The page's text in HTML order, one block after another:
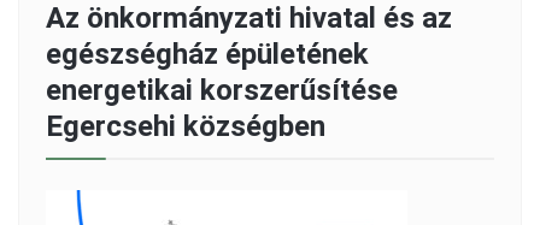
Az önkormányzati hivatal és az
egészségház épületének
energetikai korszerűsítése
Egercsehi községben